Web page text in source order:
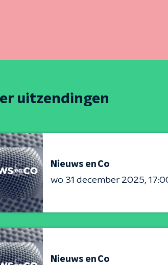
uitzendingen
Nieuws en Co
wo 31 december 2025
Nieuws en Co